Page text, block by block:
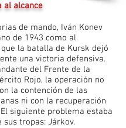
al alcance
de mando, Iván Konev
de 1943 como al
la batalla de Kursk dejó
una victoria defensiva.
del Frente de la
Rojo, la operación no
la contención de las
ni con la recuperación
siguiente problema estaba
sus tropas: Járkov.